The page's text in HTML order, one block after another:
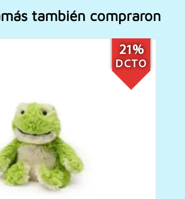
también compraron
21%
DCTO